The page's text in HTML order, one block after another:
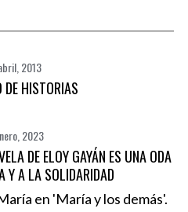
2013
DE HISTORIAS
2023
DE ELOY GAYÁN ES UNA ODA
Y A LA SOLIDARIDAD